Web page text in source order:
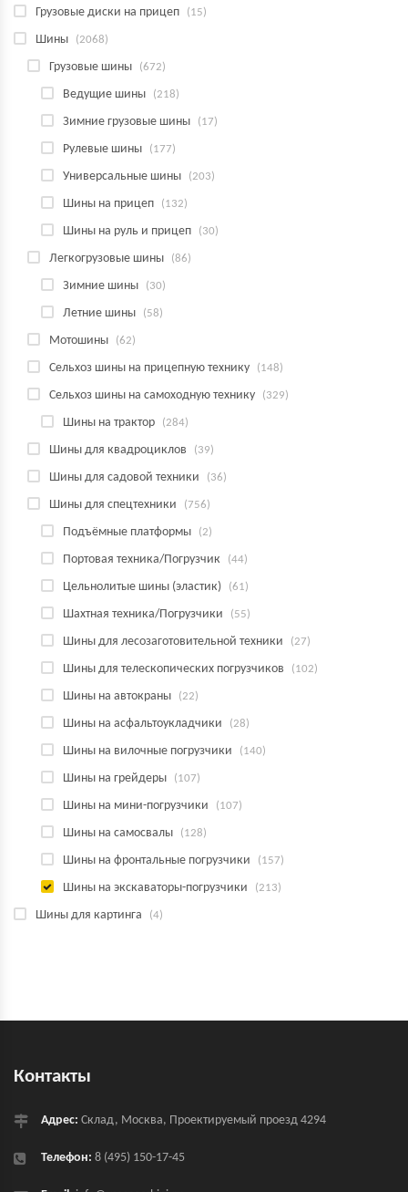
Грузовые диски на прицеп (15)
Шины (2068)
Грузовые шины (672)
Ведущие шины (218)
Зимние грузовые шины (17)
Рулевые шины (177)
Универсальные шины (203)
Шины на прицеп (132)
Шины на руль и прицеп (30)
Легкогрузовые шины (86)
Зимние шины (30)
Летние шины (58)
Мотошины (62)
Сельхоз шины на прицепную технику (148)
Сельхоз шины на самоходную технику (329)
Шины на трактор (284)
Шины для квадроциклов (39)
Шины для садовой техники (36)
Шины для спецтехники (756)
Подъёмные платформы (2)
Портовая техника/Погрузчик (44)
Цельнолитые шины (эластик) (61)
Шахтная техника/Погрузчики (55)
Шины для лесозаготовительной техники (27)
Шины для телескопических погрузчиков (102)
Шины на автокраны (22)
Шины на асфальтоукладчики (28)
Шины на вилочные погрузчики (140)
Шины на грейдеры (107)
Шины на мини-погрузчики (107)
Шины на самосвалы (128)
Шины на фронтальные погрузчики (157)
Шины на экскаваторы-погрузчики (213)
Шины для картинга (4)
Контакты
Адрес: Склад, Москва, Проектируемый проезд 4294
Телефон: 8 (495) 150-17-45